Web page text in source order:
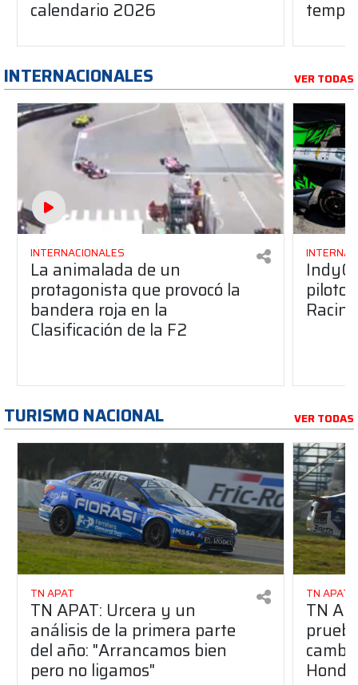
calendario 2026
INTERNACIONALES VER TODAS
INTERNACIONALES
La animalada de un
protagonista que provocó la
bandera roja en la
Clasificación de la F2
TURISMO NACIONAL VER TODAS
TN APAT
TN APAT: Urcera y un
análisis de la primera parte
del año: "Arrancamos bien
pero no ligamos"
TN APAT
TN
Honda